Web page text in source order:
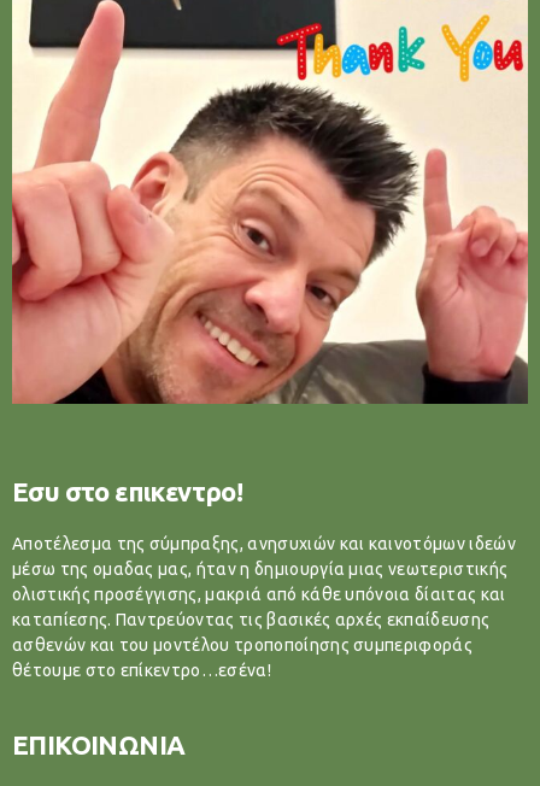
Εσυ στο επικεντρο!
Αποτέλεσμα της σύμπραξης, ανησυχιών και καινοτόμων ιδεών
μέσω της ομαδας μας, ήταν η δημιουργία μιας νεωτεριστικής
ολιστικής προσέγγισης, μακριά από κάθε υπόνοια δίαιτας και
καταπίεσης. Παντρεύοντας τις βασικές αρχές εκπαίδευσης
ασθενών και του μοντέλου τροποποίησης συμπεριφοράς
θέτουμε στο επίκεντρο…εσένα!
ΕΠΙΚΟΙΝΩΝΙΑ